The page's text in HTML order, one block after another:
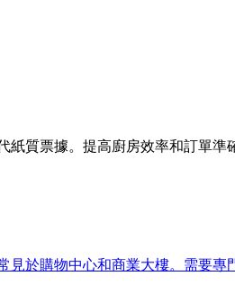
質票據。提高廚房效率和訂單準
於購物中心和商業大樓。需要專